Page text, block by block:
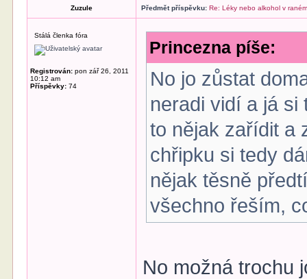
Zuzule Předmět příspěvku: Re: Léky nebo alkohol v
Stálá členka fóra
Registrován: pon zář 26, 2011
10:12 am
Příspěvky: 74
Princezna píše:
No jo zůstat
neradi vidí a já
to nějak zařídit a
chřipku si tedy
nějak těsně
všechno řeším,
No možná trochu